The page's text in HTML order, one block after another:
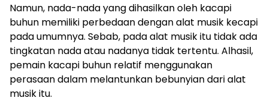
Namun, nada-nada yang dihasilkan oleh kacapi
buhun memiliki perbedaan dengan alat musik kecapi
pada umumnya. Sebab, pada alat musik itu tidak ada
tingkatan nada atau nadanya tidak tertentu. Alhasil,
pemain kacapi buhun relatif menggunakan
perasaan dalam melantunkan bebunyian dari alat
musik itu.